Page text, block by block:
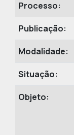
Processo:
Publicação:
Modalidade:
Situação:
Objeto: